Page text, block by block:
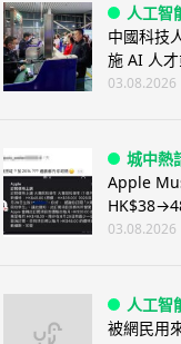
人工智
中國科技
施 AI 人
03.08.2026
城中熱
Apple
03.08.2026
人工智
被網民用